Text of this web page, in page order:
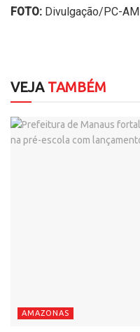
FOTO: Divulgação/PC-AM
VEJATAMBÉM
AMAZONAS